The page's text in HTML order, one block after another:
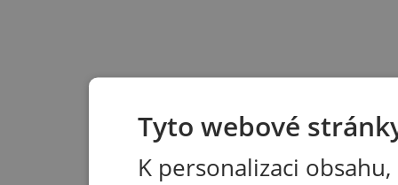
Tyto webové
K personalizaci